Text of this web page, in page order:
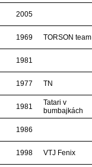
2005
1969 TORSON team
1981
1977 TN
1981
Tatari v
bumbajkách
1986
1998 VTJ Fenix